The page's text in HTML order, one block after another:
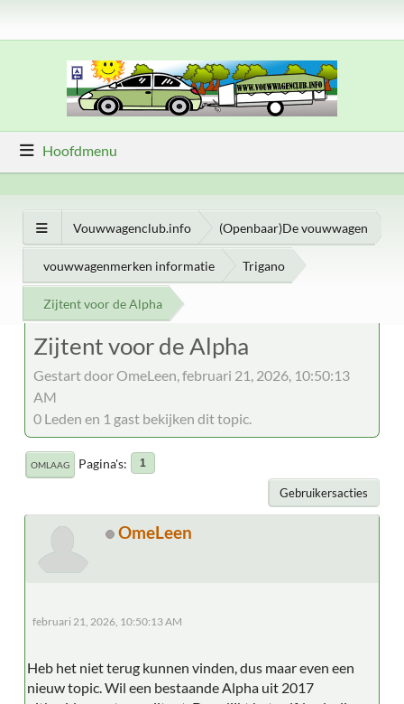
Hoofdmenu
Vouwwagenclub.info (Openbaar)De vouwwagen
vouwwagenmerken informatie Trigano
Zijtent voor de Alpha
Zijtent voor de Alpha
Gestart door OmeLeen, februari 21, 2026, 10:50:13
AM
0 Leden en 1 gast bekijken dit topic.
OMLAAG Pagina's 1
Gebruikersacties
OmeLeen
februari 21, 2026, 10:50:13 AM
Heb het niet terug kunnen vinden, dus maar even een
nieuw topic. Wil een bestaande Alpha uit 2017